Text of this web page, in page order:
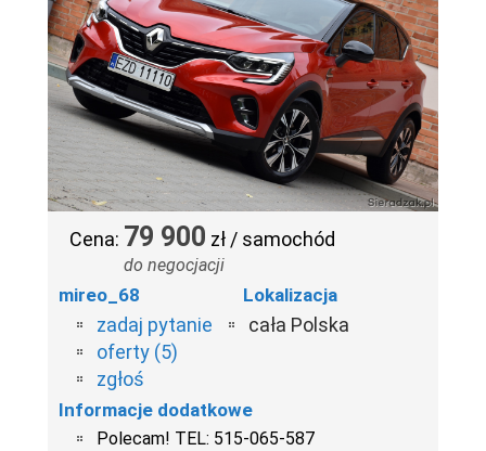
Cena: 79 900 zł / samochód
do negocjacji
mireo_68
zadaj pytanie
oferty (5)
zgłoś
Lokalizacja
cała Polska
Informacje dodatkowe
Polecam! TEL: 515-065-587